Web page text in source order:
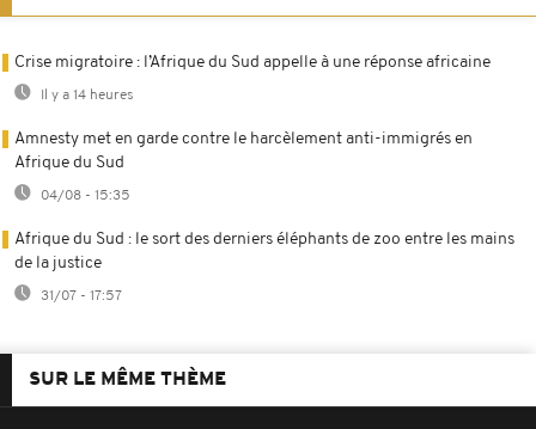
Crise migratoire : l’Afrique du Sud appelle à une réponse africaine
Il y a 14 heures
Amnesty met en garde contre le harcèlement anti-immigrés en
Afrique du Sud
04/08 - 15:35
Afrique du Sud : le sort des derniers éléphants de zoo entre les mains
de la justice
31/07 - 17:57
SUR LE MÊME THÈME